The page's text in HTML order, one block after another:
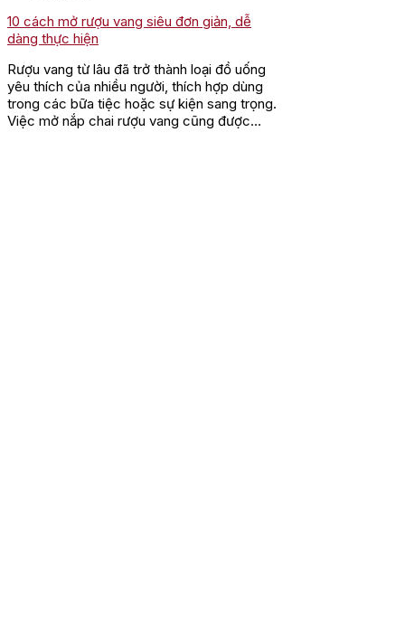
10 cách mở rượu vang siêu đơn giản, dễ
dàng thực hiện
Rượu vang từ lâu đã trở thành loại đồ uống
yêu thích của nhiều người, thích hợp dùng
trong các bữa tiệc hoặc sự kiện sang trọng.
Việc mở nắp chai rượu vang cũng được